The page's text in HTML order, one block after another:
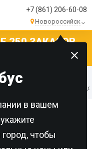
+7 (861) 206-60-08
Новороссийск
в вашем
чтобы
250 ЗАКАЗОВ
Эффективные
тараканов: